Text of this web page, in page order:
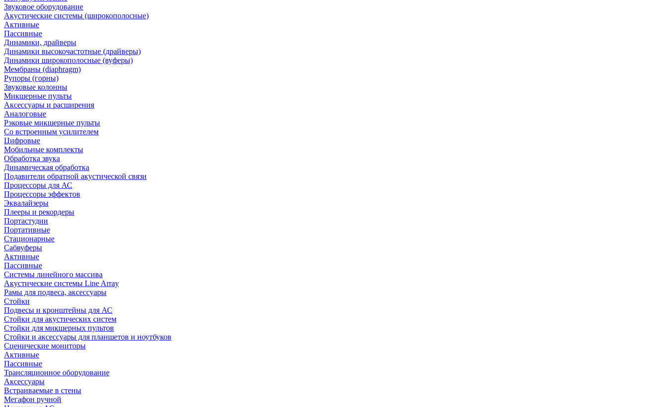
Звуковое оборудование
Акустические системы (широкополосные)
Активные
Пассивные
Динамики, драйверы
Динамики высокочастотные (драйверы)
Динамики широкополосные (вуферы)
Мембраны (diaphragm)
Рупоры (горны)
Звуковые колонны
Микшерные пульты
Аксессуары и расширения
Аналоговые
Рэковые микшерные пульты
Со встроенным усилителем
Цифровые
Мобильные комплекты
Обработка звука
Динамическая обработка
Подавители обратной акустической связи
Процессоры для АС
Процессоры эффектов
Эквалайзеры
Плееры и рекордеры
Портастудии
Портативные
Стационарные
Сабвуферы
Активные
Пассивные
Системы линейного массива
Акустические системы Line Array
Рамы для подвеса, аксессуары
Стойки
Подвесы и кронштейны для АС
Стойки для акустических систем
Стойки для микшерных пультов
Стойки и аксессуары для планшетов и ноутбуков
Сценические мониторы
Активные
Пассивные
Трансляционное оборудование
Аксессуары
Встраиваемые в стены
Мегафон ручной